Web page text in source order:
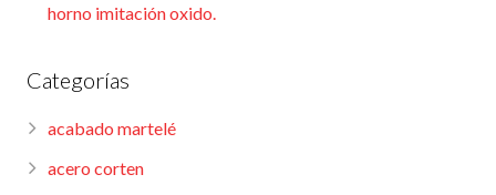
horno imitación oxido.
Categorías
acabado martelé
acero corten